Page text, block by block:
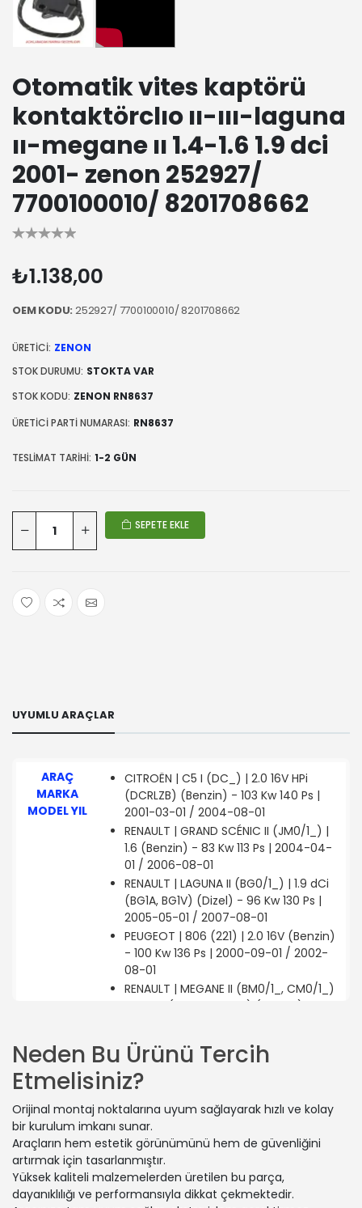
Otomatik vites kaptörü
kontaktörclıo ıı-ııı-laguna
ıı-megane ıı 1.4-1.6 1.9 dci
2001- zenon 252927/
7700100010/ 8201708662
₺1.138,00
OEM KODU:252927/ 7700100010/ 8201708662
ÜRETICI: ZENON
STOK DURUMU: STOKTA VAR
STOK KODU: ZENON RN8637
ÜRETICI PARTI NUMARASI: RN8637
TESLIMAT TARIHI: 1-2 GÜN
SEPETE EKLE
UYUMLU ARAÇLAR
ARAÇ
MARKA
MODEL YIL
CITROËN | C5 I (DC_) | 2.0 16V HPi
(DCRLZB) (Benzin) - 103 Kw 140 Ps |
2001-03-01 / 2004-08-01
RENAULT | GRAND SCÉNIC II (JM0/1_) |
1.6 (Benzin) - 83 Kw 113 Ps | 2004-04-
01 / 2006-08-01
RENAULT | LAGUNA II (BG0/1_) | 1.9 dCi
(BG1A, BG1V) (Dizel) - 96 Kw 130 Ps |
2005-05-01 / 2007-08-01
PEUGEOT | 806 (221) | 2.0 16V (Benzin)
- 100 Kw 136 Ps | 2000-09-01 / 2002-
08-01
RENAULT | MEGANE II (BM0/1_, CM0/1_)
| 1.6 16V (BM0C, CM0C) (Benzin) - 83
RENAULT | CLIO III (BR0/1, CR0/1) | 1.4
16V (Benzin) - 72 Kw 98 Ps | 2005-06-
01 / 2012-12-01
RENAULT | LAGUNA II (BG0/1_) | 2.0 16V
(BG00, BG0K, BG0P, BG0W) (Benzin) -
99 Kw 135 Ps | 2002-08-01 / 2007-12-
01
PEUGEOT | 307 (3A/C) | 2.0 16V
(Benzin) - 103 Kw 140 Ps | 2005-03-01
/ 2007-11-01
Neden Bu Ürünü Tercih
Etmelisiniz?
Orijinal montaj noktalarına uyum sağlayarak hızlı ve kolay
bir kurulum imkanı sunar.
Araçların hem estetik görünümünü hem de güvenliğini
artırmak için tasarlanmıştır.
Yüksek kaliteli malzemelerden üretilen bu parça,
dayanıklılığı ve performansıyla dikkat çekmektedir.